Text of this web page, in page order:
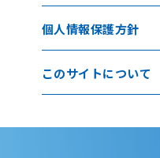
取扱メーカー
会社案内 Company
経営理念
個人情報保護方針
このサイトについて